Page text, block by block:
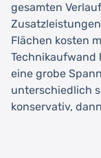
gesamten
Flächen kosten
Technikaufwand
eine grobe
unterschiedlich
konservativ,